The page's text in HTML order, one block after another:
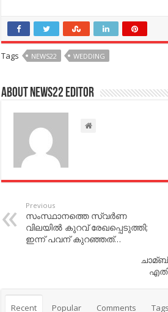
Tags NEWS22 WEDDING
About NEWS22 EDITOR
Previous
സംസ്ഥാനത്തെ സ്വര്‍ണ
വിലയില്‍ കുറവ് രേഖപ്പെടുത്തി;
ഇന്ന് പവന് കുറഞ്ഞത്…
Recent Popular Comments Tags